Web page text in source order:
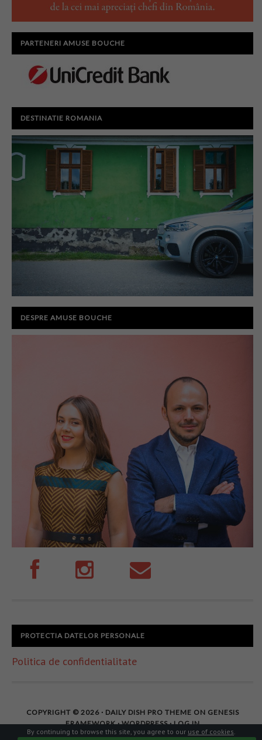
PARTENERI AMUSE BOUCHE
DESTINATIE ROMANIA
DESPRE AMUSE BOUCHE
PROTECTIA DATELOR PERSONALE
Politica de confidentialitate
COPYRIGHT © 2026 · DAILY DISH PRO THEME ON GENESIS
FRAMEWORK·WORDPRESS·LOG IN
By continuing to browse this site, you agree to our use of cookies.